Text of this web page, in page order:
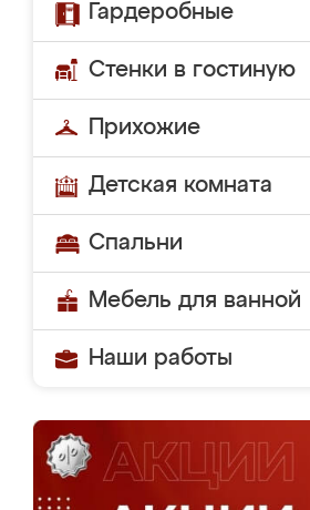
Гардеробные
Стенки в гостиную
Прихожие
Детская комната
Спальни
Мебель для ванной
Наши работы